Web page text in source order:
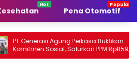
Pena Otomotif
Agung Perkasa Buktikan
Sosial, Salurkan PPM Rp859,4
Masyarakat Lingkar